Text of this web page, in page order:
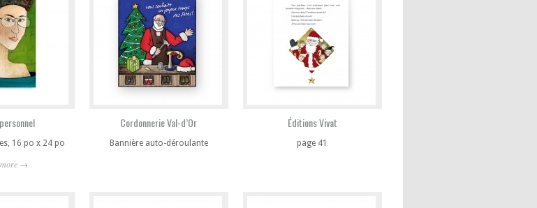
16 po x 24 po
→
Cordonnerie Val-d’Or
Bannière auto-déroulante
Éditions Vivat
page 41